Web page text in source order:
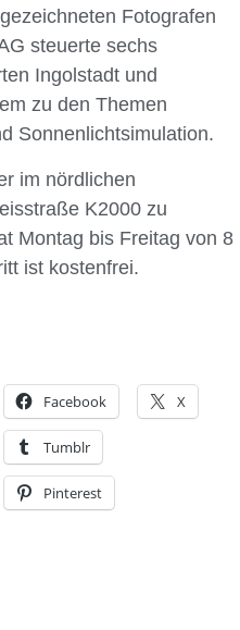
Fotografen
steuerte sechs
Ingolstadt und
zu den Themen
Sonnenlichtsimulation.
im nördlichen
K2000 zu
Montag bis Freitag von 8
ist kostenfrei.
Facebook X
Tumblr
Pinterest